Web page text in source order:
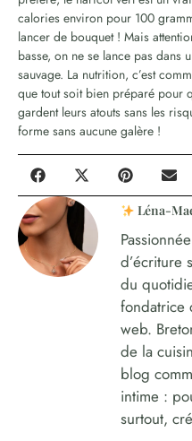
calories environ pour 100
lancer de bouquet ! Mais
basse, on ne se lance pas dans
sauvage. La nutrition, c’est
que tout soit bien préparé pour
gardent leurs atouts sans les
forme sans aucune galère !
Léna-
d’écriture
du
fondatrice
web.
de la
blog
intime :
surtout,